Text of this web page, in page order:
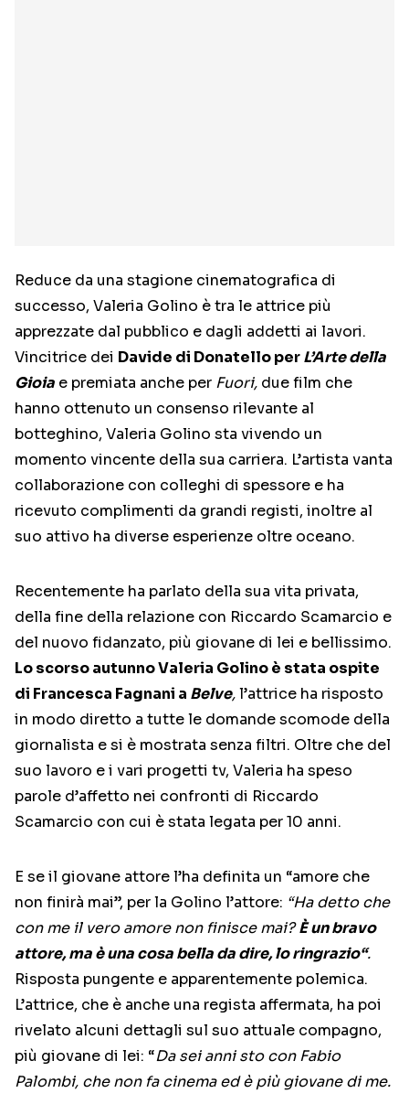
Reduce da una stagione cinematografica di
successo, Valeria Golino è tra le attrice più
apprezzate dal pubblico e dagli addetti ai lavori.
Vincitrice dei Davide di Donatello perL’Arte della
Gioia e premiata anche per Fuori, due film che
hanno ottenuto un consenso rilevante al
botteghino, Valeria Golino sta vivendo un
momento vincente della sua carriera. L’artista vanta
collaborazione con colleghi di spessore e ha
ricevuto complimenti da grandi registi, inoltre al
suo attivo ha diverse esperienze oltre oceano.
Recentemente ha parlato della sua vita privata,
della fine della relazione con Riccardo Scamarcio e
del nuovo fidanzato, più giovane di lei e bellissimo.
Lo scorso autunno Valeria Golino è stata ospite
di Francesca Fagnani a Belve,l’attrice ha risposto
in modo diretto a tutte le domande scomode della
giornalista e si è mostrata senza filtri. Oltre che del
suo lavoro e i vari progetti tv, Valeria ha speso
parole d’affetto nei confronti di Riccardo
Scamarcio con cui è stata legata per 10 anni.
E se il giovane attore l’ha definita un “amore che
non finirà mai”, per la Golino l’attore: “Ha detto che
con me il vero amore non finisce mai?È un bravo
attore, ma è una cosa bella da dire, lo ringrazio“.
Risposta pungente e apparentemente polemica.
L’attrice, che è anche una regista affermata, ha poi
rivelato alcuni dettagli sul suo attuale compagno,
più giovane di lei: “Da sei anni sto con Fabio
Palombi, che non fa cinema ed è più giovane di me.